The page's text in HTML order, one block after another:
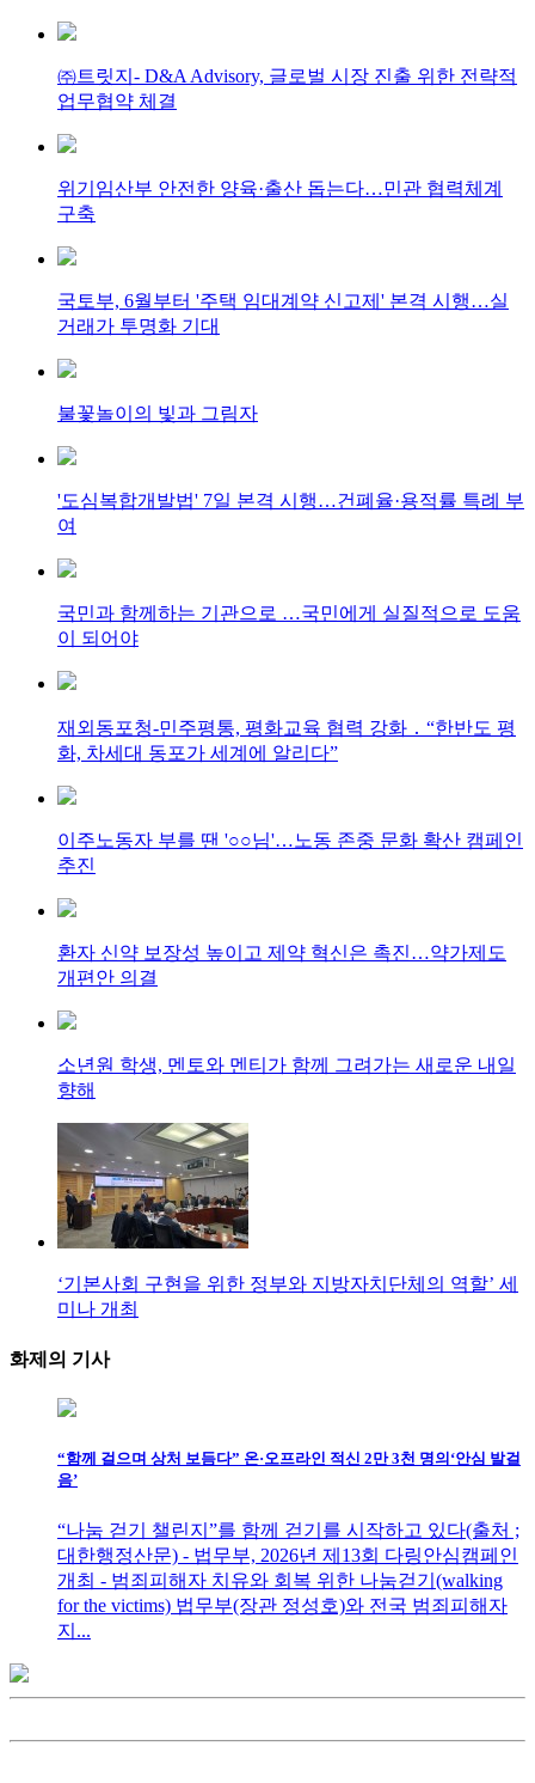
㈜트릿지- D&A Advisory, 글로벌 시장 진출 위한 전략적
업무협약 체결
위기임산부 안전한 양육·출산 돕는다…민관 협력체계
구축
국토부, 6월부터 '주택 임대계약 신고제' 본격 시행…실
거래가 투명화 기대
불꽃놀이의 빛과 그림자
'도심복합개발법' 7일 본격 시행…건폐율·용적률 특례 부
여
국민과 함께하는 기관으로 …국민에게 실질적으로 도움
이 되어야
재외동포청-민주평통, 평화교육 협력 강화 ․ “한반도 평
화, 차세대 동포가 세계에 알리다”
이주노동자 부를 땐 '○○님'…노동 존중 문화 확산 캠페인
추진
환자 신약 보장성 높이고 제약 혁신은 촉진…약가제도
개편안 의결
소년원 학생, 멘토와 멘티가 함께 그려가는 새로운 내일
향해
‘기본사회 구현을 위한 정부와 지방자치단체의 역할’ 세
미나 개최
화제의 기사
“함께 걸으며 상처 보듬다” 온·오프라인 적신 2만 3천 명의‘안심 발걸
음’
“나눔 걷기 챌린지”를 함께 걷기를 시작하고 있다(출처 ;
대한행정산문) - 법무부, 2026년 제13회 다링안심캠페인
개최 - 범죄피해자 치유와 회복 위한 나눔걷기(walking
for the victims) 법무부(장관 정성호)와 전국 범죄피해자
지...